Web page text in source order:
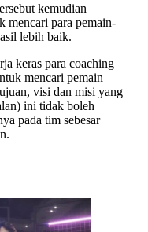
kemudian
mencari para pemain-
lebih baik.
keras para coaching
mencari pemain
visi dan misi yang
ini tidak boleh
pada tim sebesar